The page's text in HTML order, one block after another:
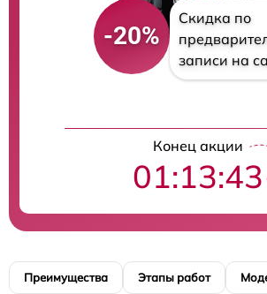
-20%
Скидка по
записи на
Конец акции
01:13:42
Преимущества Этапы работ